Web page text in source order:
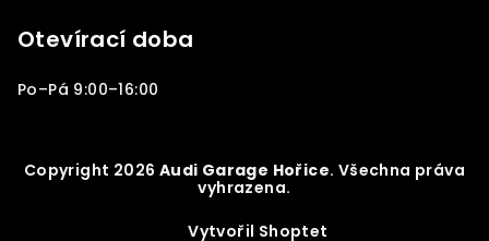
Otevírací doba
Po–Pá 9:00–16:00
Copyright 2026 Audi Garage Hořice. Všechna práva
vyhrazena.
Vytvořil Shoptet